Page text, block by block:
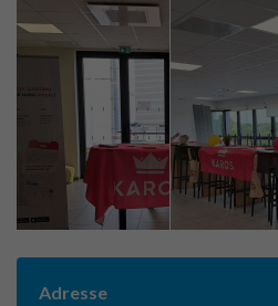
Adresse